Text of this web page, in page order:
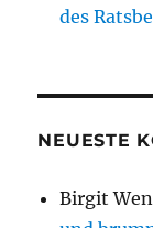
des
NEUESTE
Birgit